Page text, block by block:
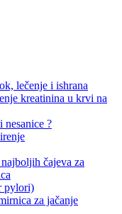
lečenje i ishrana
kreatinina u krvi na
nesanice ?
čajeva za
pylori)
za jačanje